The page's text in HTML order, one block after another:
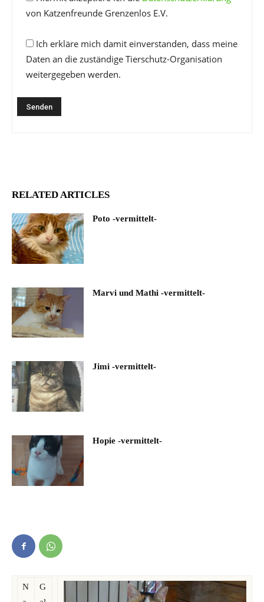
von Katzenfreunde Grenzenlos E.V.
Ich erkläre mich damit einverstanden, dass meine
Daten an die zuständige Tierschutz-Organisation
weitergegeben werden.
RELATED ARTICLES
Poto -vermittelt-
Marvi und Mathi -vermittelt-
Jimi -vermittelt-
Hopie -vermittelt-